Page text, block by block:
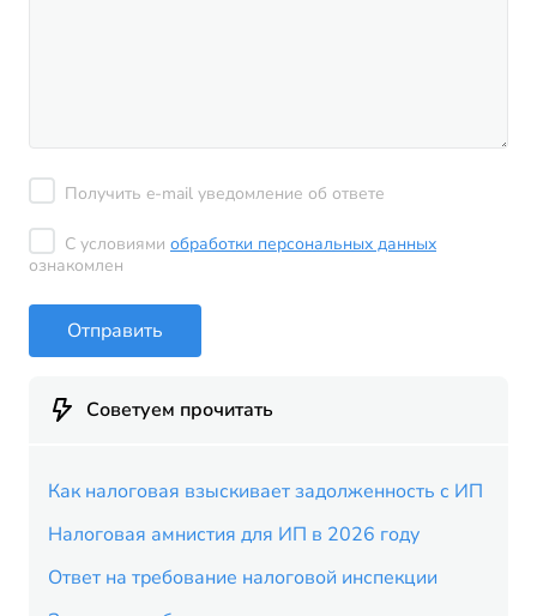
Получить e-mail уведомление об ответе
С условиями обработки персональных данных
ознакомлен
Отправить
Советуем прочитать
Как налоговая взыскивает задолженность с ИП
Налоговая амнистия для ИП в 2026 году
Ответ на требование налоговой инспекции